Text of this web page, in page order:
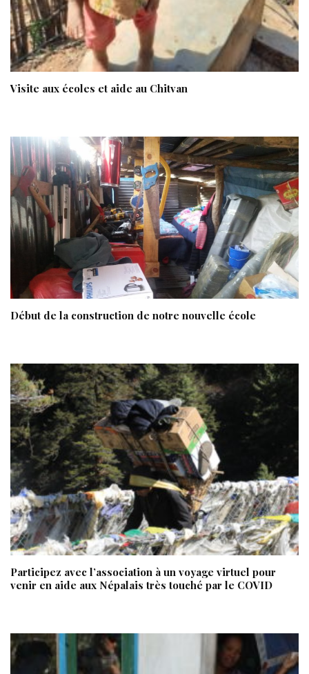
Visite aux écoles et aide au Chitvan
Début de la construction de notre nouvelle école
Participez avec l’association à un voyage virtuel pour
venir en aide aux Népalais très touché par le COVID